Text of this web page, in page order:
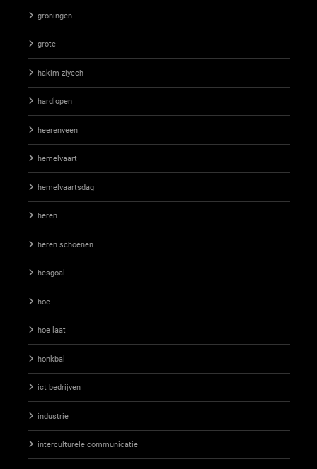
groningen
grote
hakim ziyech
hardlopen
heerenveen
hemelvaart
hemelvaartsdag
heren
heren schoenen
hesgoal
hoe
hoe laat
honkbal
ict bedrijven
industrie
interculturele communicatie